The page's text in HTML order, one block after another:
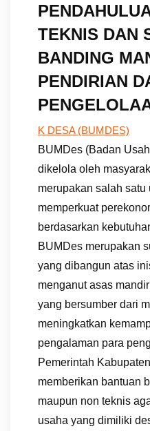
TEKNIS DAN
BANDING
PENDIRIAN
K DESA (BUMDES)
BUMDes (Badan
dikelola oleh
merupakan salah satu
memperkuat
berdasarkan
BUMDes merupakan
yang dibangun atas
menganut asas
yang bersumber dari
meningkatkan
pengalaman para
Pemerintah
memberikan bantuan
maupun non teknis
usaha yang dimiliki